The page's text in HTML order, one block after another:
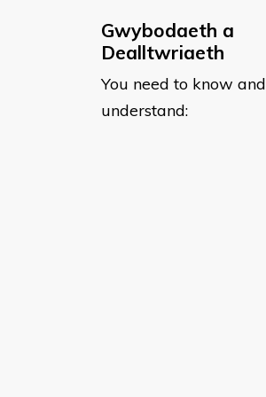
Gwybodaeth a
Dealltwriaeth
You need to know and
understand: